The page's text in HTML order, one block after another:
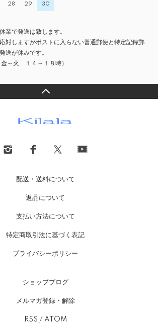
28 29 30
業で発送は致します。
対しますがポストに入らない普通郵便と特定記録郵
送が休みです。
火 １４～１８時）
配送・送料について
返品について
支払い方法について
特定商取引法に基づく表記
プライバシーポリシー
ショップブログ
メルマガ登録・解除
RSS / ATOM